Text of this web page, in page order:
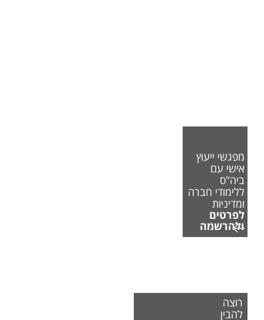
מפגשי ייעוץ
אישי עם
ביה"ס
ללימודי חברה
ומדיניות
לפרטים
ולהרשמה
רוצה
להבין